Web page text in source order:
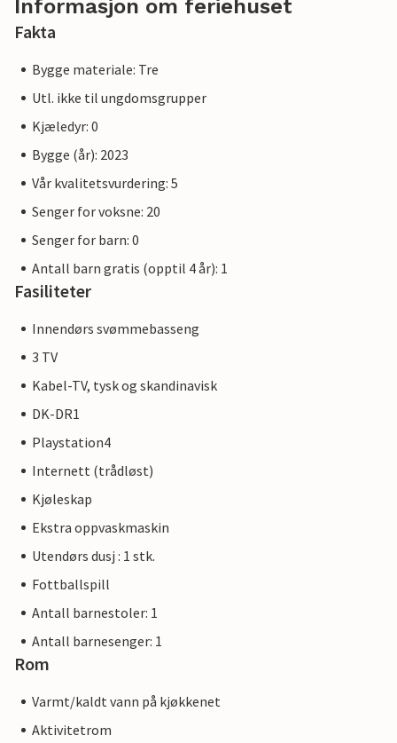
Informasjon om feriehuset
Fakta
Bygge materiale: Tre
Utl. ikke til ungdomsgrupper
Kjæledyr: 0
Bygge (år): 2023
Vår kvalitetsvurdering: 5
Senger for voksne: 20
Senger for barn: 0
Antall barn gratis (opptil 4 år): 1
Fasiliteter
Innendørs svømmebasseng
3 TV
Kabel-TV, tysk og skandinavisk
DK-DR1
Playstation4
Internett (trådløst)
Kjøleskap
Ekstra oppvaskmaskin
Utendørs dusj : 1 stk.
Fottballspill
Antall barnestoler: 1
Antall barnesenger: 1
Rom
Varmt/kaldt vann på kjøkkenet
Aktivitetrom